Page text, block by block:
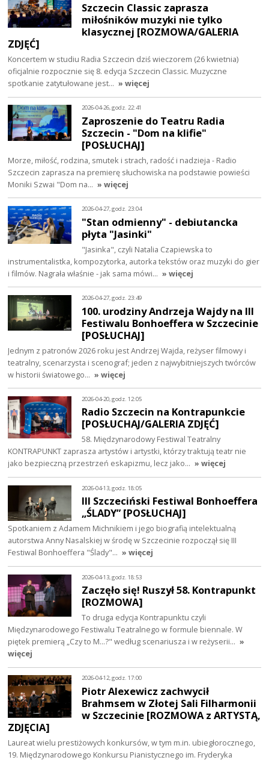
Szczecin Classic zaprasza
miłośników muzyki nie tylko
klasycznej [ROZMOWA/GALERIA
ZDJĘĆ]
Koncertem w studiu Radia Szczecin dziś wieczorem (26 kwietnia)
oficjalnie rozpocznie się 8. edycja Szczecin Classic. Muzyczne
spotkanie zatytułowane jest… » więcej
2026-04-26, godz. 22:41
Zaproszenie do Teatru Radia
Szczecin - "Dom na klifie"
[POSŁUCHAJ]
Morze, miłość, rodzina, smutek i strach, radość i nadzieja - Radio
Szczecin zaprasza na premierę słuchowiska na podstawie powieści
Moniki Szwai "Dom na… » więcej
2026-04-27, godz. 23:04
"Stan odmienny" - debiutancka
płyta "Jasinki"
"Jasinka", czyli Natalia Czapiewska to
instrumentalistka, kompozytorka, autorka tekstów oraz muzyki do gier
i filmów. Nagrała właśnie - jak sama mówi… » więcej
2026-04-27, godz. 23:49
100. urodziny Andrzeja Wajdy na III
Festiwalu Bonhoeffera w Szczecinie
[POSŁUCHAJ]
Jednym z patronów 2026 roku jest Andrzej Wajda, reżyser filmowy i
teatralny, scenarzysta i scenograf; jeden z najwybitniejszych twórców
w historii światowego… » więcej
2026-04-20, godz. 12:05
Radio Szczecin na Kontrapunkcie
[POSŁUCHAJ/GALERIA ZDJĘĆ]
58. Międzynarodowy Festiwal Teatralny
KONTRAPUNKT zaprasza artystów i artystki, którzy traktują teatr nie
jako bezpieczną przestrzeń eskapizmu, lecz jako… » więcej
2026-04-13, godz. 18:05
III Szczeciński Festiwal Bonhoeffera
„ŚLADY” [POSŁUCHAJ]
Spotkaniem z Adamem Michnikiem i jego biografią intelektualną
autorstwa Anny Nasalskiej w środę w Szczecinie rozpoczął się III
Festiwal Bonhoeffera "Ślady"… » więcej
2026-04-13, godz. 18:53
Zaczęło się! Ruszył 58. Kontrapunkt
[ROZMOWA]
To druga edycja Kontrapunktu czyli
Międzynarodowego Festiwalu Teatralnego w formule biennale. W
piętek premierą „Czy to M…?" według scenariusza i w reżyserii… »
więcej
2026-04-12, godz. 17:00
Piotr Alexewicz zachwycił
Brahmsem w Złotej Sali Filharmonii
w Szczecinie [ROZMOWA z ARTYSTĄ,
ZDJĘCIA]
Laureat wielu prestiżowych konkursów, w tym m.in. ubiegłorocznego,
19. Międzynarodowego Konkursu Pianistycznego im. Fryderyka